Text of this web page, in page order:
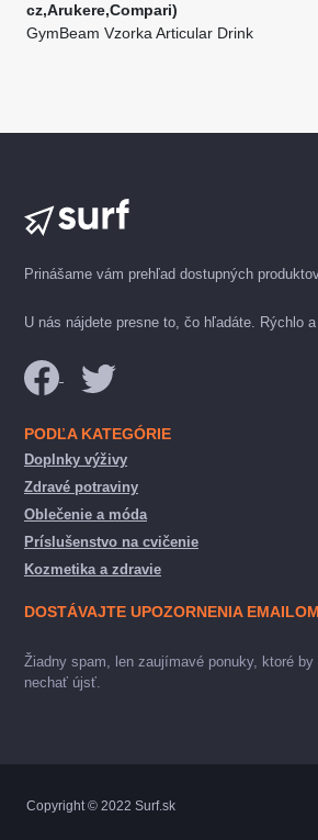
cz,Arukere,Compari)
GymBeam Vzorka Articular Drink
Prinášame vám prehľad dostupných
U nás nájdete presne to, čo hľadáte. Rýchlo
PODĽA KATEGÓRIE
Doplnky výživy
Zdravé potraviny
Oblečenie a móda
Príslušenstvo na cvičenie
Kozmetika a zdravie
DOSTÁVAJTE UPOZORNENIA EMAILOM
Žiadny spam, len zaujímavé ponuky, ktoré
nechať újsť.
Copyright © 2022 Surf.sk